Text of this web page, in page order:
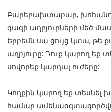
Բարեբախտաբար,
գազի աղբյուրների մեծ
Երբեմն սա ցույց կտա, թե
աղբյուրը: Դուք կարող եք
սովորեք կարդալ ուժերը:
Կողքին կարող եք
համար